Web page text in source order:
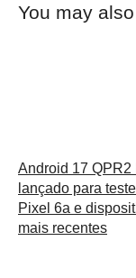
You may
Android 17 QPR2
lançado para
Pixel 6a e
mais recentes